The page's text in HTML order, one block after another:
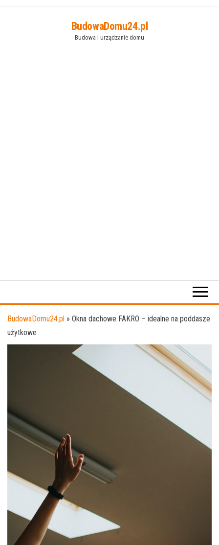
BudowaDomu24.pl
Budowa i urządzanie domu
BudowaDomu24.pl » Okna dachowe FAKRO – idealne na poddasze
użytkowe